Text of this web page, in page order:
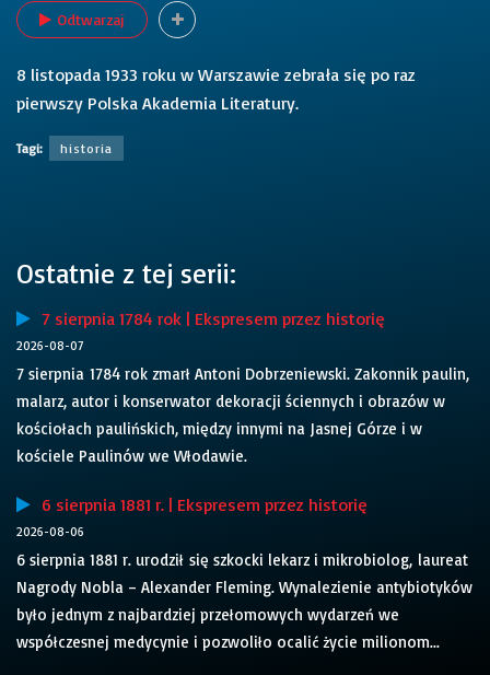
Odtwarzaj
8 listopada 1933 roku w Warszawie zebrała się po raz
pierwszy Polska Akademia Literatury.
Tagi: historia
Ostatnie z tej serii:
7 sierpnia 1784 rok | Ekspresem przez historię
2026-08-07
7 sierpnia 1784 rok zmarł Antoni Dobrzeniewski. Zakonnik paulin,
malarz, autor i konserwator dekoracji ściennych i obrazów w
kościołach paulińskich, między innymi na Jasnej Górze i w
kościele Paulinów we Włodawie.
6 sierpnia 1881 r. | Ekspresem przez historię
2026-08-06
6 sierpnia 1881 r. urodził się szkocki lekarz i mikrobiolog, laureat
Nagrody Nobla – Alexander Fleming. Wynalezienie antybiotyków
było jednym z najbardziej przełomowych wydarzeń we
współczesnej medycynie i pozwoliło ocalić życie milionom...